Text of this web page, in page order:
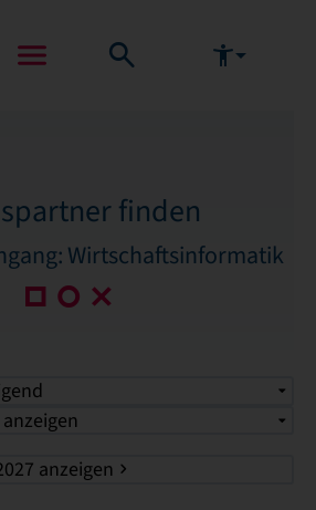
finden
Wirtschaftsinformatik
anzeigen